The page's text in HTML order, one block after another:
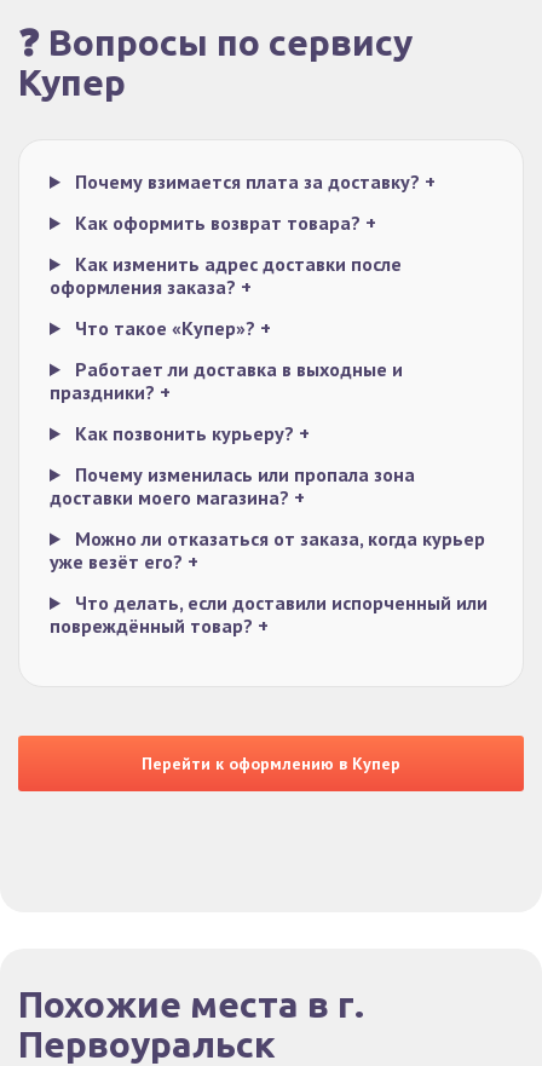
❓ Вопросы по сервису
Купер
Почему взимается плата за доставку? +
Как оформить возврат товара? +
Как изменить адрес доставки после
оформления заказа? +
Что такое «Купер»? +
Работает ли доставка в выходные и
праздники? +
Как позвонить курьеру? +
Почему изменилась или пропала зона
доставки моего магазина? +
Можно ли отказаться от заказа, когда курьер
уже везёт его? +
Что делать, если доставили испорченный или
повреждённый товар? +
Перейти к оформлению в Купер
Похожие места в г.
Первоуральск